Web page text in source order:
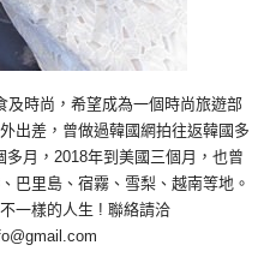
及時尚，希望成為一個時尚旅遊部
出差，曾做過韓國網拍往返韓國多
月，2018年到美國三個月，也曾
巴里島、宿霧、雪梨、越南等地。
一樣的人生 ! 聯絡請洽